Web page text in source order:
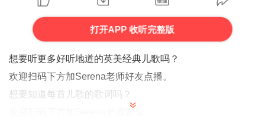
打开APP 收听完整版
想要听更多好听地道的英美经典儿歌吗？
欢迎扫码下方加Serena老师好友点播。
想要知道每首儿歌的歌词吗？